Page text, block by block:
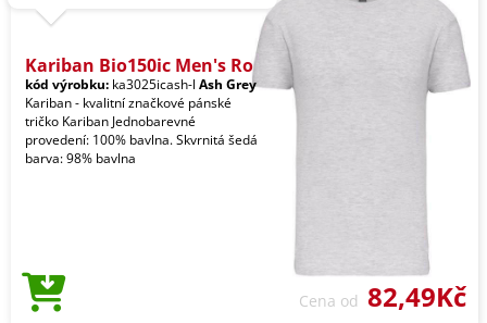
Kariban Bio150ic Men's Ro
kód výrobku: ka3025icash-l Ash Grey
Kariban - kvalitní značkové pánské
tričko Kariban Jednobarevné
provedení: 100% bavlna. Skvrnitá šedá
barva: 98% bavlna
Cena od 82,49Kč